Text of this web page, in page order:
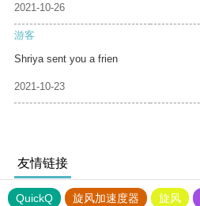
2021-10-26
游客
Shriya sent you a frien
2021-10-23
友情链接
QuickQ 旋风加速度器 旋风